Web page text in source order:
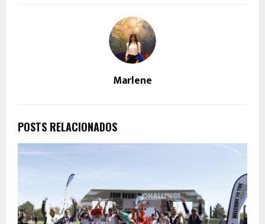
Marlene
POSTS RELACIONADOS